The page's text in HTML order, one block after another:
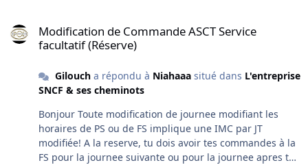
Modification de Commande ASCT Service
facultatif (Réserve)
Giloucha répondu à Niahaaasitué dans L'entreprise
SNCF & ses cheminots
Bonjour Toute modification de journee modifiant les
horaires de PS ou de FS implique une IMC par JT
modifiée! A la reserve, tu dois avoir tes commandes à la
FS pour la journee suivante ou pour la journee apres tes